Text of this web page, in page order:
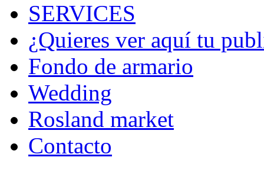
SERVICES
¿Quieres ver aquí tu
Fondo de armario
Wedding
Rosland market
Contacto